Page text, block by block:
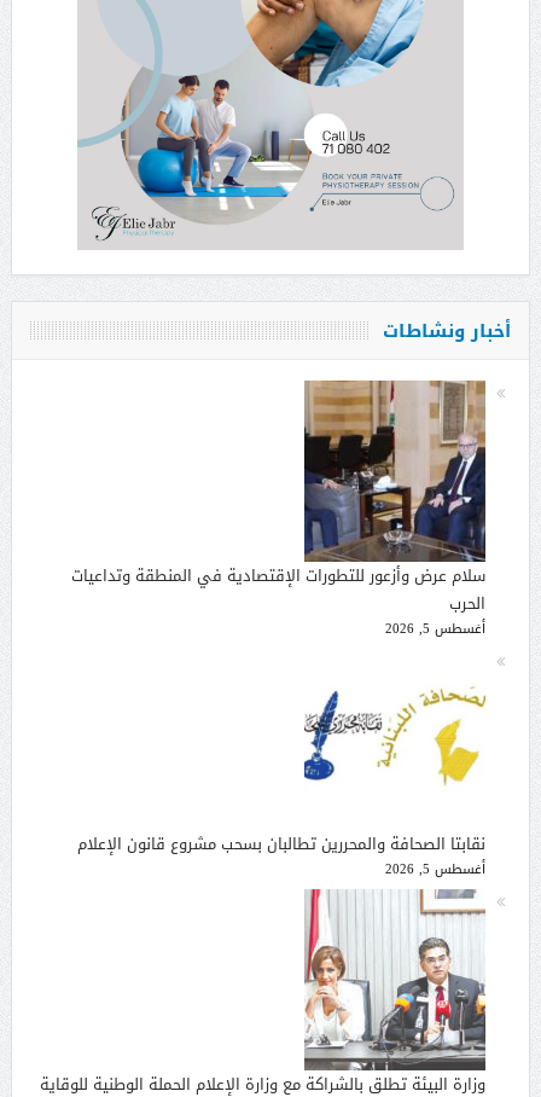
أخبار ونشاطات
سلام عرض وأزعور للتطورات الإقتصادية في المنطقة وتداعيات
الحرب
أغسطس 5, 2026
نقابتا الصحافة والمحررين تطالبان بسحب مشروع قانون الإعلام
أغسطس 5, 2026
وزارة البيئة تطلق بالشراكة مع وزارة الإعلام الحملة الوطنية للوقاية